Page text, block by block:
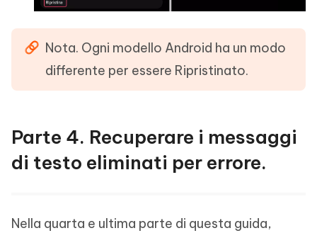
Nota. Ogni modello Android ha un modo
differente per essere Ripristinato.
Parte 4. Recuperare i messaggi
di testo eliminati per errore.
Nella quarta e ultima parte di questa guida,